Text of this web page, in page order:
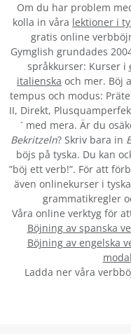
Om du har problem
kolla in våra lektioner i
gratis online
Gymglish grundades
språkkurser: Kurser i
italienska och mer. Böj
tempus och modus:
II, Direkt,
´ med mera. Är du
Bekritzeln? Skriv bara in
böjs på tyska. Du kan
”böj ett verb!”. För att
även onlinekurser i
grammatikregler
Våra online verktyg för
Böjning av spanska
Böjning av engelska
Ladda ner våra